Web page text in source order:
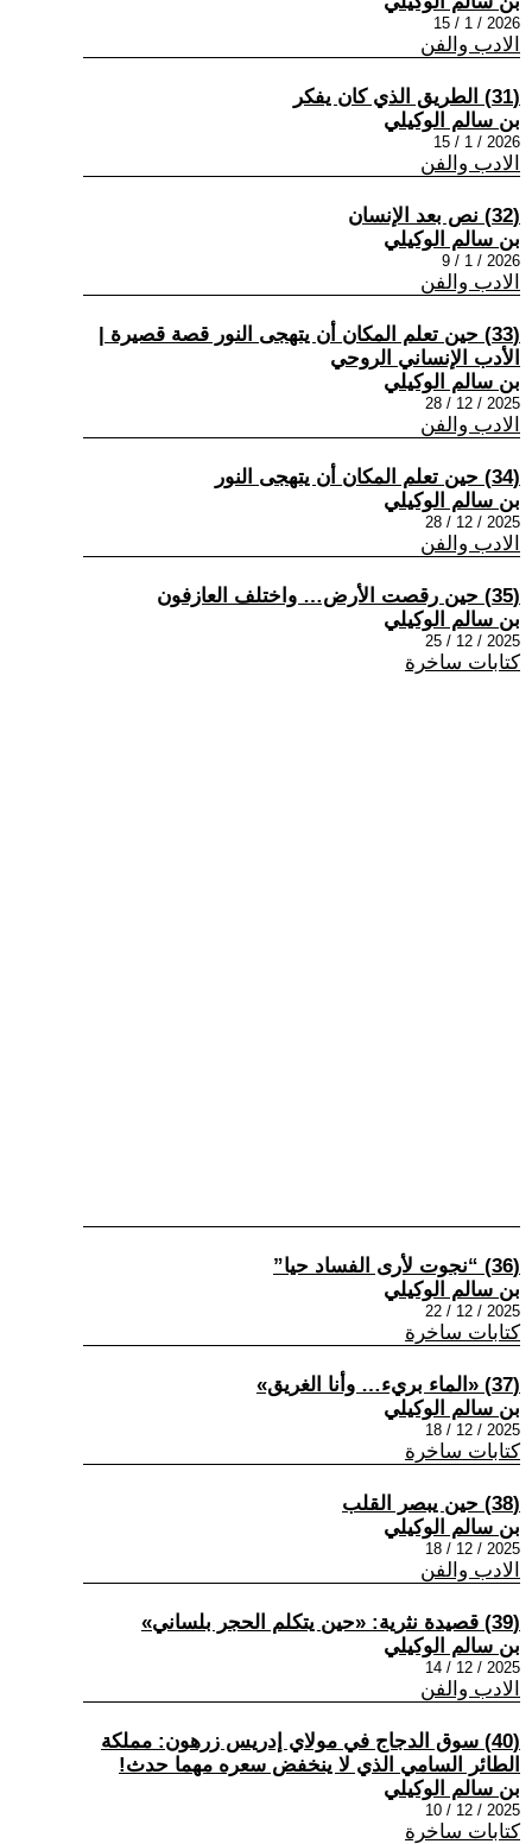
2026 / 1 / 15
الادب والفن
(31) الطريق الذي كان يفكر
بن سالم الوكيلي
2026 / 1 / 15
الادب والفن
(32) نص بعد الإنسان
بن سالم الوكيلي
2026 / 1 / 9
الادب والفن
(33) حين تعلم المكان أن يتهجى النور قصة قصيرة |
الأدب الإنساني الروحي
بن سالم الوكيلي
2025 / 12 / 28
الادب والفن
(34) حين تعلم المكان أن يتهجى النور
بن سالم الوكيلي
2025 / 12 / 28
الادب والفن
(35) حين رقصت الأرض… واختلف العازفون
بن سالم الوكيلي
2025 / 12 / 25
كتابات ساخرة
(36) “نجوت لأرى الفساد حيا”
بن سالم الوكيلي
2025 / 12 / 22
كتابات ساخرة
(37) «الماء بريء… وأنا الغريق»
بن سالم الوكيلي
2025 / 12 / 18
كتابات ساخرة
(38) حين يبصر القلب
بن سالم الوكيلي
2025 / 12 / 18
الادب والفن
(39) قصيدة نثرية: «حين يتكلم الحجر بلساني»
بن سالم الوكيلي
2025 / 12 / 14
الادب والفن
(40) سوق الدجاج في مولاي إدريس زرهون: مملكة
الطائر السامي الذي لا ينخفض سعره مهما حدث!
بن سالم الوكيلي
2025 / 12 / 10
كتابات ساخرة